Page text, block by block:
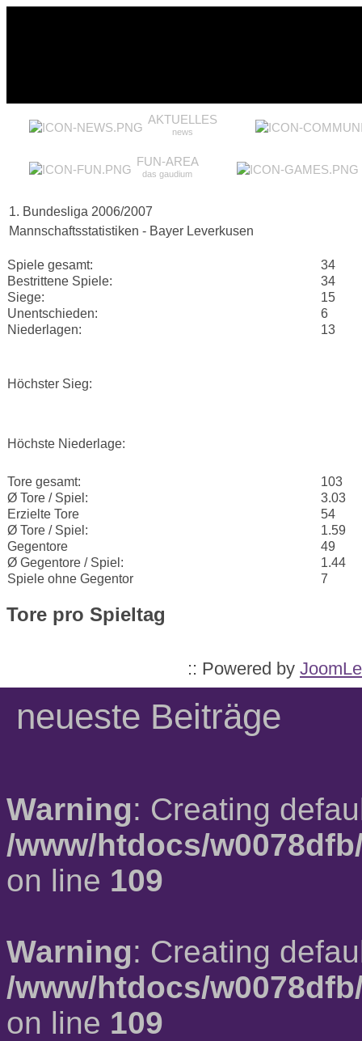
AKTUELLES
news
FUN-AREA
das gaudium
1. Bundesliga 2006/2007
Mannschaftsstatistiken - Bayer Leverkusen
Spiele gesamt:
34
Bestrittene Spiele:
34
Siege:
15
Unentschieden:
6
Niederlagen:
13
Höchster Sieg:
Höchste Niederlage:
Tore gesamt:
103
Ø Tore / Spiel:
3.03
Erzielte Tore
54
Ø Tore / Spiel:
1.59
Gegentore
49
Ø Gegentore / Spiel:
1.44
Spiele ohne Gegentor
7
Tore pro Spieltag
:: Powered by
neueste Beiträge
Warning: Creating
/www/htdocs/
on line 109
Warning: Creating
/www/htdocs/
on line 109